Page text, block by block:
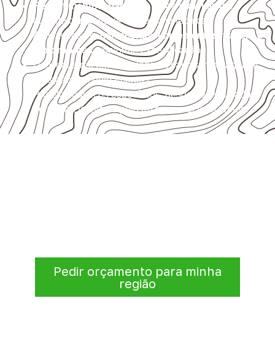
Revestimentos, paredes, pisos e divisórias,
quando compatíveis com a ficha técnica.
Aplicações emcarrocerias, implementos, trailers e
motorhomes, conforme especificação.
Uso industrial em embalagens, caixas, montagem e
proteção de equipamentos.
Projetos náuticos específicos, desde que validados
pela ficha técnica e pelo responsável pelo projeto.
Pedir orçamento para minha
região